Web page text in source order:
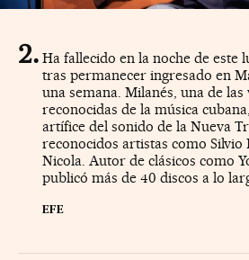
Ha fallecido en la noche de este
tras permanecer ingresado en
una semana. Milanés, una de las
reconocidas de la música
artífice del sonido de la Nueva
reconocidos artistas como
Nicola. Autor de clásicos como
publicó más de 40 discos a lo
EFE